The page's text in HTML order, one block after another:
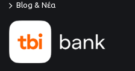
Blog & Νέα